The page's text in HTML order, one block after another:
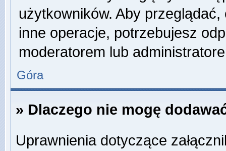
użytkowników. Aby
inne operacje, potrzebujesz
moderatorem lub
Góra
» Dlaczego nie mogę
Uprawnienia dotyczące